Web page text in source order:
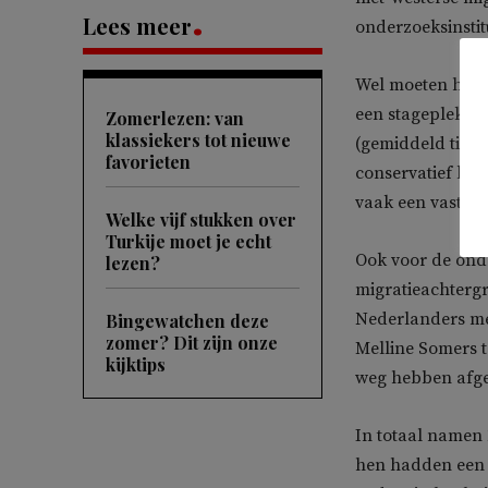
Lees meer
Zomerlezen: van
klassiekers tot nieuwe
favorieten
Welke vijf stukken over
Turkije moet je echt
lezen?
Bingewatchen deze
zomer? Dit zijn onze
kijktips
Wel moeten
een stageplek
(gemiddeld tien
conservatief
vaak een vast
Ook voor de
Nederlanders
Melline Somers
weg hebben
In totaal namen
hen hadden